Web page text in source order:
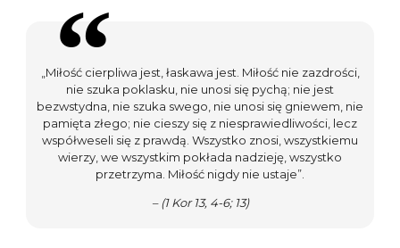
„Miłość cierpliwa jest, łaskawa jest. Miłość nie zazdrości,
nie szuka poklasku, nie unosi się pychą; nie jest
bezwstydna, nie szuka swego, nie unosi się gniewem, nie
pamięta złego; nie cieszy się z niesprawiedliwości, lecz
współweseli się z prawdą. Wszystko znosi, wszystkiemu
wierzy, we wszystkim pokłada nadzieję, wszystko
przetrzyma. Miłość nigdy nie ustaje”.
– (1 Kor 13, 4-6; 13)